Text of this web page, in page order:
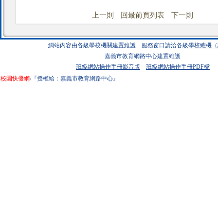
上一則 回最前頁列表 下一則
網站內容由各級學校機關建置維護 服務窗口請洽各級學校總機
嘉義市教育網路中心建置維護
班級網站操作手冊影音版
班級網站操作手冊PDF檔
校園快優網‧『授權給：嘉義市教育網路中心』